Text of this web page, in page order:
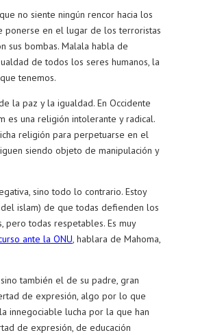
no siente ningún rencor hacia los
ponerse en el lugar de los terroristas
sus bombas. Malala habla de
de todos los seres humanos, la
tenemos.
la paz y la igualdad. En Occidente
es una religión intolerante y radical.
religión para perpetuarse en el
siendo objeto de manipulación y
sino todo lo contrario. Estoy
islam) de que todas defienden los
pero todas respetables. Es muy
ante la ONU, hablara de Mahoma,
también el de su padre, gran
de expresión, algo por lo que
innegociable lucha por la que han
de expresión, de educación